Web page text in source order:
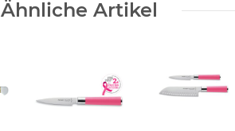
Ähnliche Artikel